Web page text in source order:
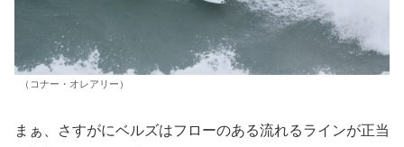
（コナー・オレアリー）
まぁ、さすがにベルズはフローのある流れるラインが正当